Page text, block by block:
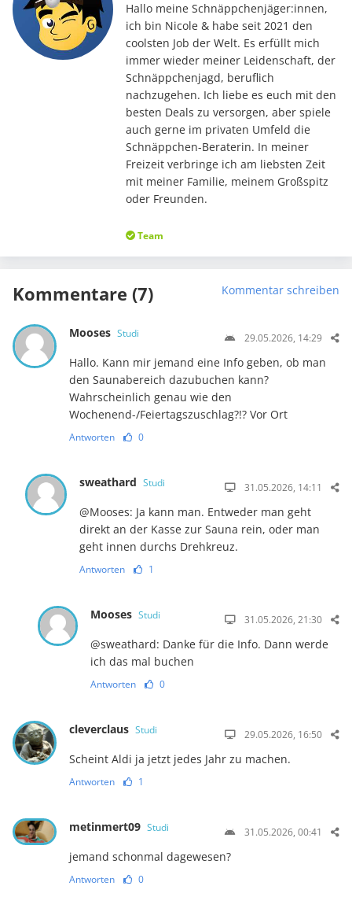
Hallo meine Schnäppchenjäger:innen,
ich bin Nicole & habe seit 2021 den
coolsten Job der Welt. Es erfüllt mich
immer wieder meiner Leidenschaft, der
Schnäppchenjagd, beruflich
nachzugehen. Ich liebe es euch mit den
besten Deals zu versorgen, aber spiele
auch gerne im privaten Umfeld die
Schnäppchen-Beraterin. In meiner
Freizeit verbringe ich am liebsten Zeit
mit meiner Familie, meinem Großspitz
oder Freunden.
Team
Kommentare (7) Kommentar schreiben
Mooses Studi 29.05.2026, 14:29
Hallo. Kann mir jemand eine Info geben, ob man
den Saunabereich dazubuchen kann?
Wahrscheinlich genau wie den
Wochenend-/Feiertagszuschlag?!? Vor Ort
Antworten 0
sweathard Studi 31.05.2026, 14:11
@Mooses: Ja kann man. Entweder man geht
direkt an der Kasse zur Sauna rein, oder man
geht innen durchs Drehkreuz.
Antworten 1
Mooses Studi 31.05.2026, 21:30
@sweathard: Danke für die Info. Dann werde
ich das mal buchen
Antworten 0
cleverclaus Studi 29.05.2026, 16:50
Scheint Aldi ja jetzt jedes Jahr zu machen.
Antworten 1
metinmert09 Studi 31.05.2026, 00:41
jemand schonmal dagewesen?
Antworten 0